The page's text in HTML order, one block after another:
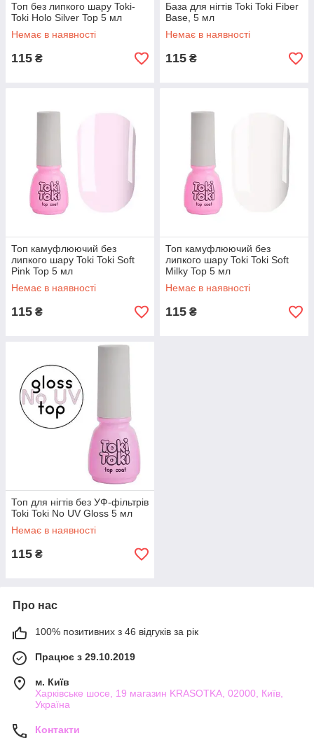
Топ без липкого шару Toki-
Toki Holo Silver Top 5 мл
Немає в наявності
115 ₴
База для нігтів Toki Toki Fiber
Base, 5 мл
Немає в наявності
115 ₴
Топ камуфлюючий без
липкого шару Toki Toki Soft
Pink Top 5 мл
Немає в наявності
115 ₴
Топ камуфлюючий без
липкого шару Toki Toki Soft
Milky Top 5 мл
Немає в наявності
115 ₴
Топ для нігтів без УФ-фільтрів
Toki Toki No UV Gloss 5 мл
Немає в наявності
115 ₴
Про нас
100% позитивних з 46 відгуків за рік
Працює з 29.10.2019
м. Київ
Харківське шосе, 19 магазин KRASOTKA, 02000, Київ,
Україна
Контакти